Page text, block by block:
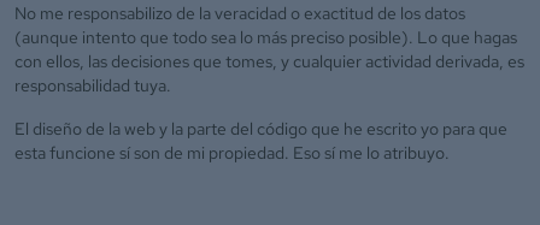
No me responsabilizo de la veracidad o exactitud de los datos
(aunque intento que todo sea lo más preciso posible). Lo que hagas
con ellos, las decisiones que tomes, y cualquier actividad derivada, es
responsabilidad tuya.
El diseño de la web y la parte del código que he escrito yo para que
esta funcione sí son de mi propiedad. Eso sí me lo atribuyo.